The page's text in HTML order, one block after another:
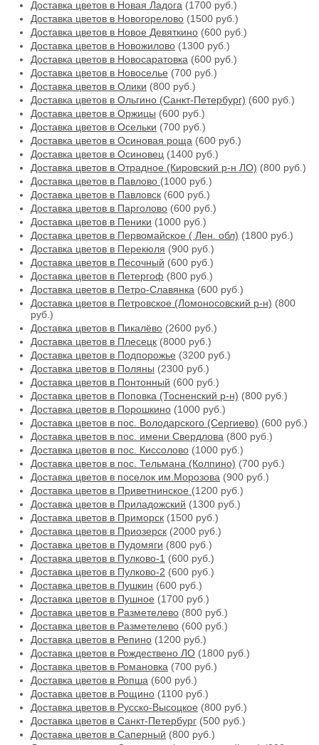
Доставка цветов в Новая Ладога (1700 руб.)
Доставка цветов в Новогорелово (1500 руб.)
Доставка цветов в Новое Девяткино (600 руб.)
Доставка цветов в Новожилово (1300 руб.)
Доставка цветов в Новосаратовка (600 руб.)
Доставка цветов в Новоселье (700 руб.)
Доставка цветов в Олики (800 руб.)
Доставка цветов в Ольгино (Санкт-Петербург) (600 руб.)
Доставка цветов в Оржицы (600 руб.)
Доставка цветов в Осельки (700 руб.)
Доставка цветов в Осиновая роща (600 руб.)
Доставка цветов в Осиновец (1400 руб.)
Доставка цветов в Отрадное (Кировский р-н ЛО) (800 руб.)
Доставка цветов в Павлово (1000 руб.)
Доставка цветов в Павловск (600 руб.)
Доставка цветов в Парголово (600 руб.)
Доставка цветов в Пеники (1000 руб.)
Доставка цветов в Первомайское ( Лен. обл) (1800 руб.)
Доставка цветов в Перекюля (900 руб.)
Доставка цветов в Песочный (600 руб.)
Доставка цветов в Петергоф (800 руб.)
Доставка цветов в Петро-Славянка (600 руб.)
Доставка цветов в Петровское (Ломоносовский р-н) (800
руб.)
Доставка цветов в Пикалёво (2600 руб.)
Доставка цветов в Плесецк (8000 руб.)
Доставка цветов в Подпорожье (3200 руб.)
Доставка цветов в Поляны (2300 руб.)
Доставка цветов в Понтонный (600 руб.)
Доставка цветов в Поповка (Тосненский р-н) (800 руб.)
Доставка цветов в Порошкино (1000 руб.)
Доставка цветов в пос. Володарского (Сергиево) (600 руб.)
Доставка цветов в пос. имени Свердлова (800 руб.)
Доставка цветов в пос. Киссолово (1000 руб.)
Доставка цветов в пос. Тельмана (Колпино) (700 руб.)
Доставка цветов в поселок им.Морозова (900 руб.)
Доставка цветов в Приветнинское (1200 руб.)
Доставка цветов в Приладожский (1300 руб.)
Доставка цветов в Приморск (1500 руб.)
Доставка цветов в Приозерск (2000 руб.)
Доставка цветов в Пудомяги (800 руб.)
Доставка цветов в Пулково-1 (600 руб.)
Доставка цветов в Пулково-2 (600 руб.)
Доставка цветов в Пушкин (600 руб.)
Доставка цветов в Пушное (1700 руб.)
Доставка цветов в Разметелево (800 руб.)
Доставка цветов в Разметелево (600 руб.)
Доставка цветов в Репино (1200 руб.)
Доставка цветов в Рождествено ЛО (1800 руб.)
Доставка цветов в Романовка (700 руб.)
Доставка цветов в Ропша (600 руб.)
Доставка цветов в Рощино (1100 руб.)
Доставка цветов в Русско-Высоцкое (800 руб.)
Доставка цветов в Санкт-Петербург (500 руб.)
Доставка цветов в Саперный (800 руб.)